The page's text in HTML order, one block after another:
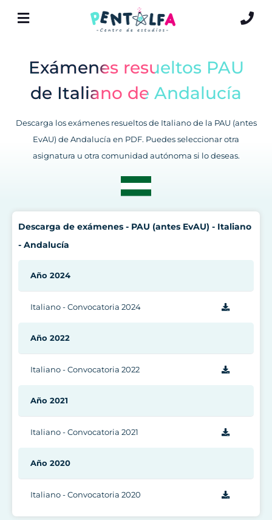
Exámenes resueltos PAU
de Italiano de Andalucía
Descarga los exámenes resueltos de Italiano de la PAU (antes
EvAU) de Andalucía en PDF. Puedes seleccionar otra
asignatura u otra comunidad autónoma si lo deseas.
Descarga de exámenes - PAU (antes EvAU) - Italiano
- Andalucía
Año 2024
Italiano - Convocatoria 2024
Año 2022
Italiano - Convocatoria 2022
Año 2021
Italiano - Convocatoria 2021
Año 2020
Italiano - Convocatoria 2020